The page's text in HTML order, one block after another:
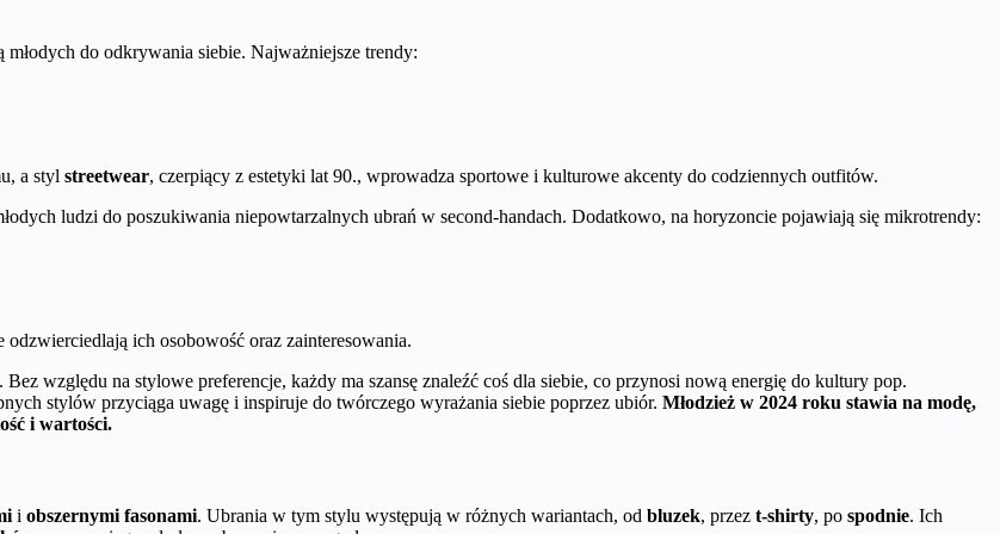
do odkrywania siebie. Najważniejsze trendy:
a styl streetwear, czerpiący z estetyki lat 90., wprowadza sportowe i kulturowe akcenty do codziennych outfitów.
ludzi do poszukiwania niepowtarzalnych ubrań w second-handach. Dodatkowo, na horyzoncie pojawiają się mikrotrendy:
ich osobowość oraz zainteresowania.
. Bez względu na stylowe preferencje, każdy ma szansę znaleźć coś dla siebie, co przynosi nową energię do kultury pop.
stylów przyciąga uwagę i inspiruje do twórczego wyrażania siebie poprzez ubiór. Młodzież w 2024 roku stawia na modę,
i wartości.
i obszernymi fasonami. Ubrania w tym stylu występują w różnych wariantach, od bluzek, przez t-shirty, po spodnie. Ich